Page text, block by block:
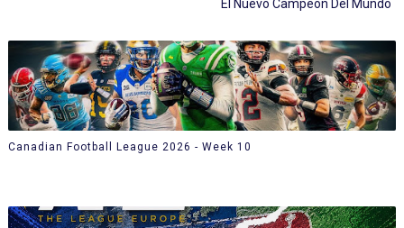
El Nuevo Campeón Del Mundo
Canadian Football League 2026 - Week 10